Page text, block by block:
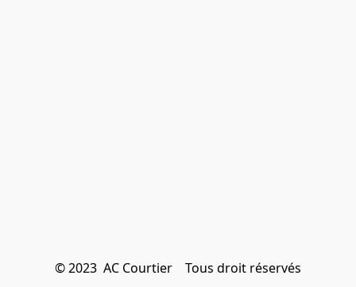
© 2023  AC Courtier    Tous droit réservés